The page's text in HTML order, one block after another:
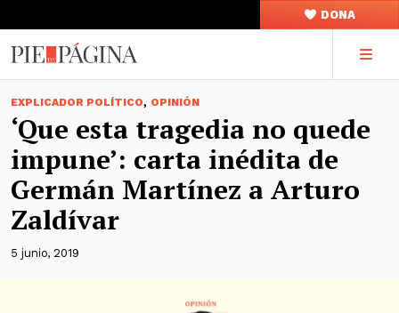
DONA
EXPLICADOR POLÍTICO, OPINIÓN
‘Que esta tragedia no quede
impune’: carta inédita de
Germán Martínez a Arturo
Zaldívar
5 junio, 2019